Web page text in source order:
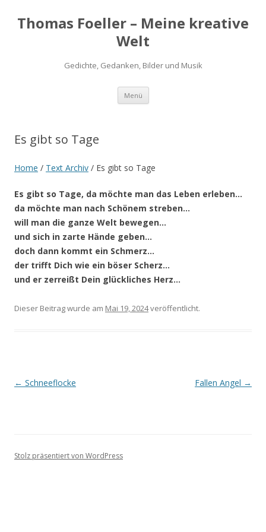
Thomas Foeller – Meine kreative
Welt
Gedichte, Gedanken, Bilder und Musik
Menü Zum
springen
Es gibt so Tage
Home / Text Archiv / Es gibt so Tage
Es gibt so Tage, da möchte man das Leben erleben…
da möchte man nach Schönem streben…
will man die ganze Welt bewegen…
und sich in zarte Hände geben…
doch dann kommt ein Schmerz…
der trifft Dich wie ein böser Scherz…
und er zerreißt Dein glückliches Herz…
Dieser Beitrag wurde am Mai 19, 2024veröffentlicht.
Beitragsnavigation
← Schneeflocke Fallen Angel →
Stolz präsentiert von WordPress